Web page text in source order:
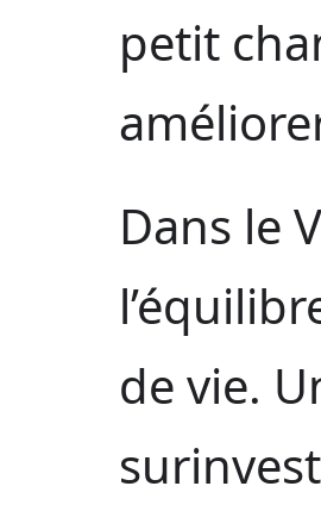
petit
Dans le
de vie.